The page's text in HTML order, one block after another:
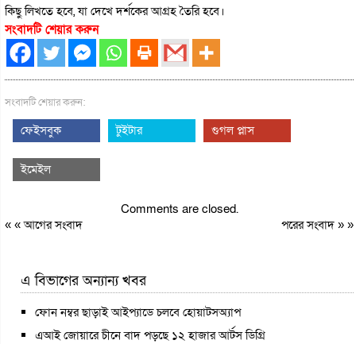
কিছু লিখতে হবে, যা দেখে দর্শকের আগ্রহ তৈরি হবে।
সংবাদটি শেয়ার করুন
সংবাদটি শেয়ার করুন:
ফেইসবুক টুইটার গুগল প্লাস
ইমেইল
Comments are closed.
« «আগের সংবাদ পরের সংবাদ» »
এ বিভাগের অন্যান্য খবর
ফোন নম্বর ছাড়াই আইপ্যাডে চলবে হোয়াটসঅ্যাপ
এআই জোয়ারে চীনে বাদ পড়ছে ১২ হাজার আর্টস ডিগ্রি